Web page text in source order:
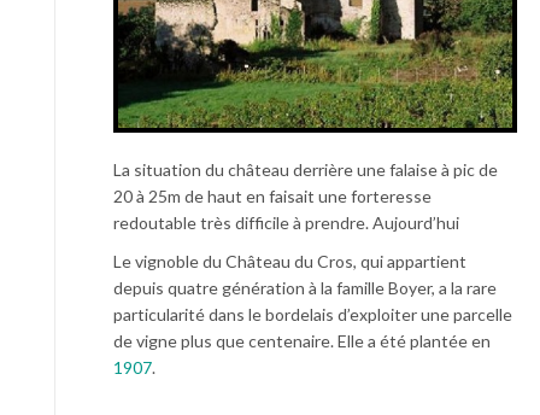
La situation du château derrière une falaise à pic de
20 à 25m de haut en faisait une forteresse
redoutable très difficile à prendre. Aujourd’hui
Le vignoble du Château du Cros, qui appartient
depuis quatre génération à la famille Boyer, a la rare
particularité dans le bordelais d’exploiter une parcelle
de vigne plus que centenaire. Elle a été plantée en
1907.